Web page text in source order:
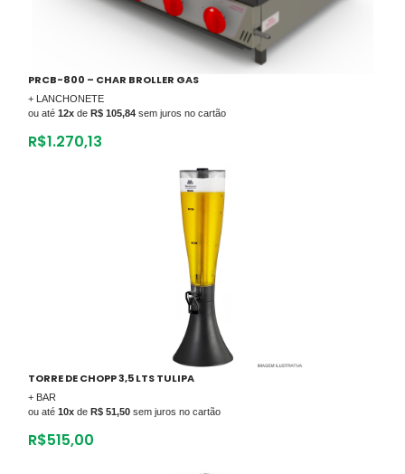
PRCB-800 – CHAR BROLLER GAS
+ LANCHONETE
ou até 12x de R$ 105,84 sem juros no cartão
R$1.270,13
TORRE DE CHOPP 3,5 LTS TULIPA
+ BAR
ou até 10x de R$ 51,50 sem juros no cartão
R$515,00